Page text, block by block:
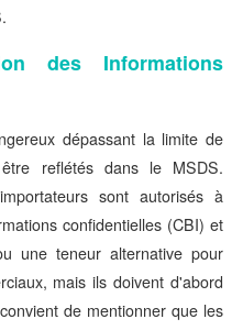
des Informations
dépassant la limite de
reflétés dans le MSDS.
sont autorisés à
confidentielles (CBI) et
une teneur alternative pour
mais ils doivent d'abord
de mentionner que les